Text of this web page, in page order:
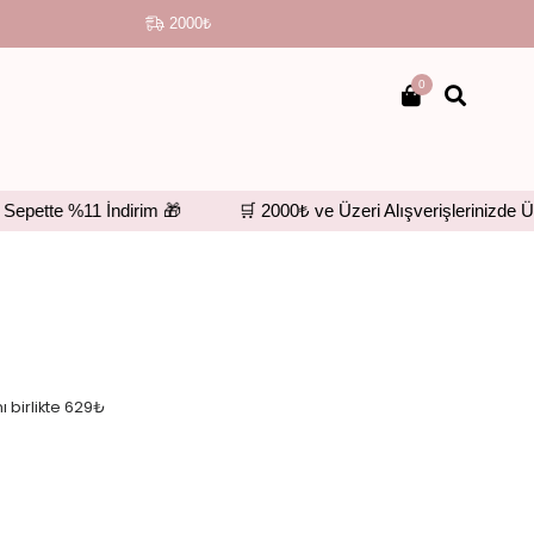
2000₺ VE ÜZERİ KARGO ÜCRETSİZ
0
%11 İndirim 🎁 🛒 2000₺ ve Üzeri Alışverişlerinizde Ücretsiz
birlikte 629₺